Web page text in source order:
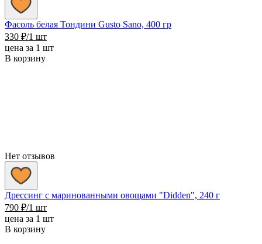
Фасоль белая Тондини Gusto Sano, 400 гр
330 ₽/1 шт
цена за 1 шт
В корзину
Нет отзывов
Дрессинг с маринованными овощами "Didden", 240 г
790 ₽/1 шт
цена за 1 шт
В корзину